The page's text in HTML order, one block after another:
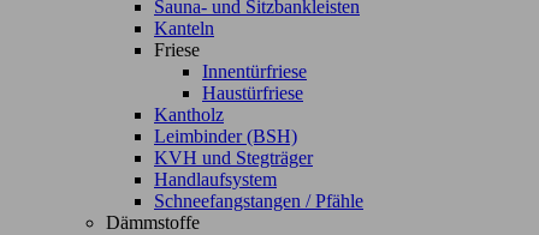
Sauna- und Sitzbankleisten
Kanteln
Friese
Innentürfriese
Haustürfriese
Kantholz
Leimbinder (BSH)
KVH und Stegträger
Handlaufsystem
Schneefangstangen / Pfähle
Dämmstoffe